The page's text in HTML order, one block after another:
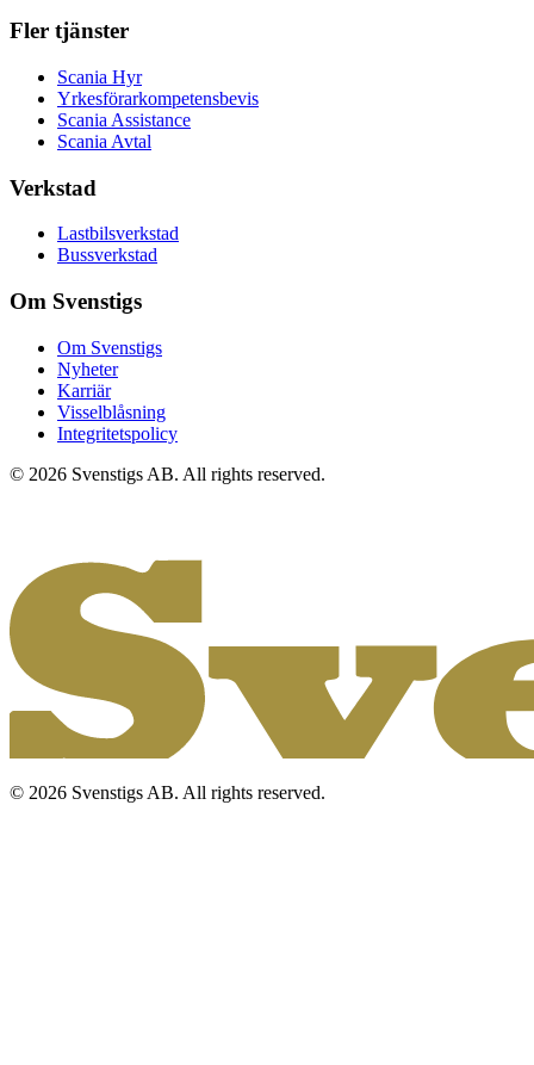
Fler tjänster
Scania Hyr
Yrkesförarkompetensbevis
Scania Assistance
Scania Avtal
Verkstad
Lastbilsverkstad
Bussverkstad
Om Svenstigs
Om Svenstigs
Nyheter
Karriär
Visselblåsning
Integritetspolicy
© 2026 Svenstigs AB. All rights reserved.
© 2026 Svenstigs AB. All rights reserved.